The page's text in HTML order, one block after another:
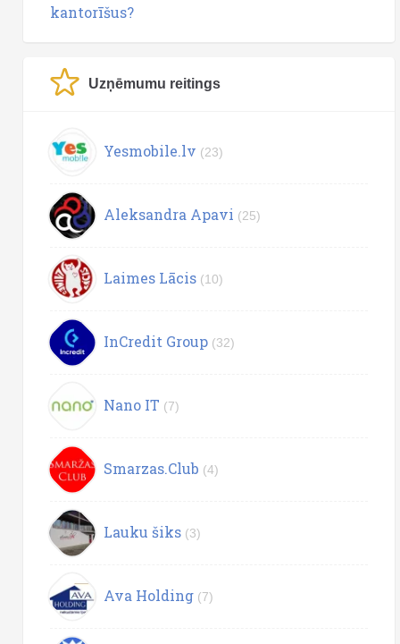
kantorīšus?
Uzņēmumu reitings
Yesmobile.lv (23)
Aleksandra Apavi (25)
Laimes Lācis (10)
InCredit Group (32)
Nano IT (7)
Smarzas.Club (4)
Lauku šiks (3)
Ava Holding (7)